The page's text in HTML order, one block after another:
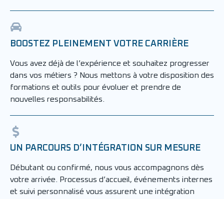
BOOSTEZ PLEINEMENT VOTRE CARRIÈRE
Vous avez déjà de l’expérience et souhaitez progresser
dans vos métiers ? Nous mettons à votre disposition des
formations et outils pour évoluer et prendre de
nouvelles responsabilités.
UN PARCOURS D’INTÉGRATION SUR MESURE
Débutant ou confirmé, nous vous accompagnons dès
votre arrivée. Processus d’accueil, événements internes
et suivi personnalisé vous assurent une intégration